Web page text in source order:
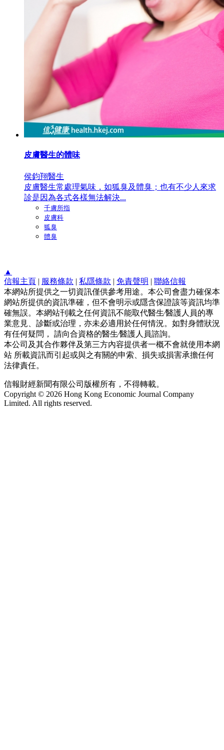
皮膚醫生的體味
侯鈞翔醫生
皮膚醫生常處理氣味，如狐臭及體臭；也有不少人來求
診是因為各式各樣無法解決...
千膚所指
皮膚科
狐臭
體臭
▲
信報主頁 | 服務條款 | 私隱條款 | 免責聲明 | 聯絡信報
本網站所提供之一切資訊僅供參考用途。本公司會盡力確保本
網站所提供的資訊準確，但不會明示或隱含保證該等資訊均準
確無誤。本網站刊載之任何資訊不能取代醫生∕醫護人員的專
業意見、診斷或治理，亦未必適用於任何情況。如對身體狀況
有任何疑問， 請向合資格的醫生∕醫護人員諮詢。
本公司及其合作夥伴及第三方內容提供者一概不會就使用本網
站 所載資訊而引起或與之有關的申索、損失或損害承擔任何
法律責任。
信報財經新聞有限公司版權所有，不得轉載。
Copyright © 2026 Hong Kong Economic Journal Company
Limited. All rights reserved.